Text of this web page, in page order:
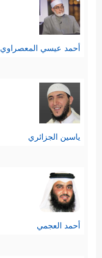
أحمد عيسي المعصراوي
ياسين الجزائري
أحمد العجمي